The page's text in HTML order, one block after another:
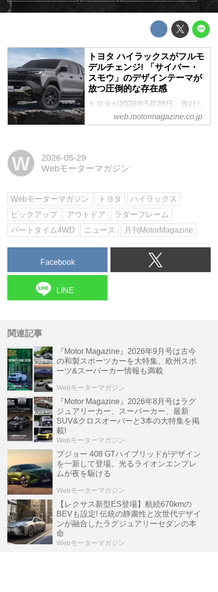
トヨタ ハイラックスがフルモ
デルチェンジ! 「サイバー・
スモウ」のデザインテーマが
放つ圧倒的な存在感
トヨタが2026年5月28日、先行し
てタイでフルモデルチェンジして
いた新型「ハイラックス」を国内
と先進性を融合させた新たな姿へ
性はそのままに、最新の安全装
備...
web.motormagazine.co.jp
W
2026-05-29
Webモーターマガジン
Webモーターマガジン トヨタ
ハイラックス
ピックアップ
アウトドア
ラダーフレーム
パートタイム4WD
ニュース 月刊MotorMagazine
Facebook
LINE
関連記事
『Motor Magazine』2026年9月号は古今
の和製スポーツカーを大特集。欧州スポ
ーツ&スーパーカー情報も満載
Webモーターマガジン
『Motor Magazine』2026年8月号はラグ
ジュアリーカー、スーパーカー、最新
SUV&クロスオーバーと3本の大特集を掲
載!
Webモーターマガジン
プジョー 408 GTハイブリッドがデザイン
を一新して登場。光るライオンエンブレ
ムが夜を駆ける
Webモーターマガジン
【レクサス新型ES登場】航続670kmの
BEVも設定! 伝統の静粛性と次世代デザイ
ンが融合したラグジュアリーセダンの本
命
Webモーターマガジン